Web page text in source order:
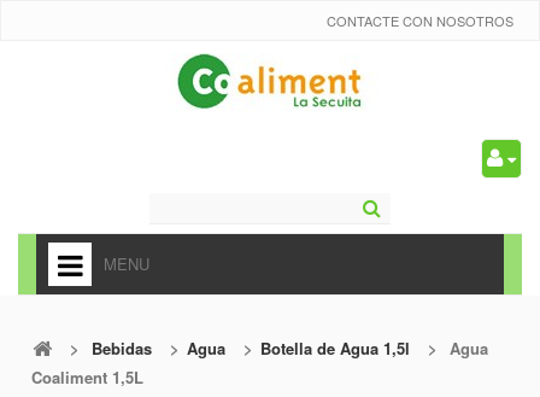
CONTACTE CON NOSOTROS
MENU
+
ALIMENTACIÓN
> Bebidas > Agua > Botella de Agua 1,5l >
Agua
Coaliment 1,5L